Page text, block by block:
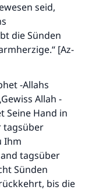
seid,
die Sünden
[Az-
-Allahs
Allah -
Seine Hand in
tagsüber
Ihm
tagsüber
Sünden
bis die